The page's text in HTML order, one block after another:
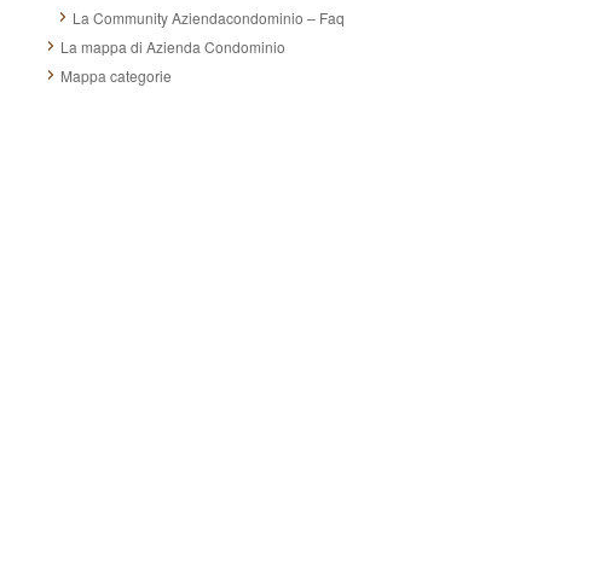
La Community Aziendacondominio – Faq
La mappa di Azienda Condominio
Mappa categorie